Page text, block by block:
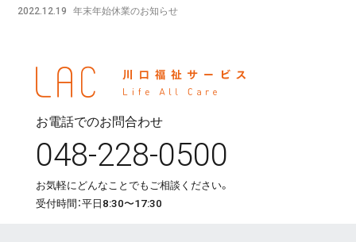
2022.12.19 年末年始休業のお知らせ
お電話でのお問合わせ
048-228-0500
お気軽にどんなことでもご相談ください。
受付時間：平日8:30〜17:30